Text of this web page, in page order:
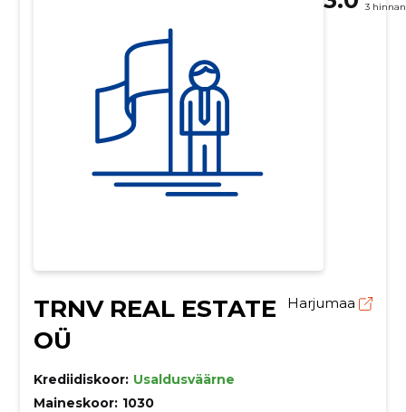
3
TRNV REAL ESTATE
OÜ
Harjumaa
Krediidiskoor: Usaldusväärne
Maineskoor: 1030